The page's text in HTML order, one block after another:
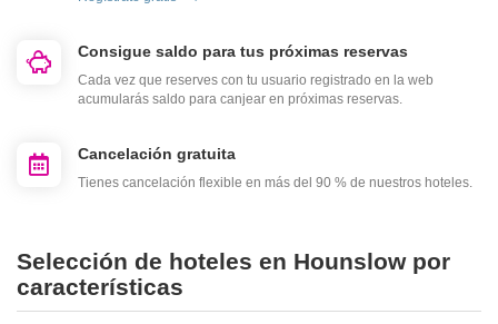
Consigue saldo para tus próximas reservas
Cada vez que reserves con tu usuario registrado en la web
acumularás saldo para canjear en próximas reservas.
Cancelación gratuita
Tienes cancelación flexible en más del 90 % de nuestros hoteles.
Selección de hoteles en Hounslow por
características